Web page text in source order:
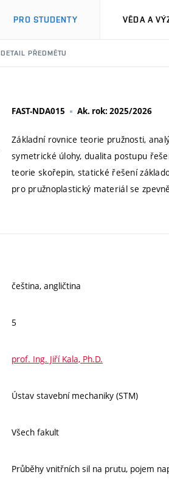
PRO STUDENTY VĚDA A
DETAIL PŘEDMĚTU
FAST-NDA015 Ak. rok: 2025/2026
Základní rovnice teorie pružnosti,
symetrické úlohy, dualita postupu
teorie skořepin, statické řešení
pro pružnoplastický materiál se
čeština, angličtina
5
prof. Ing. Jiří Kala, Ph.D.
Ústav stavební mechaniky (STM)
Všech fakult
Průběhy vnitřních sil na prutu, pojem